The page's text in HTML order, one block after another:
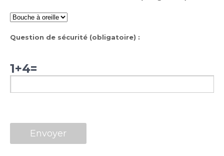
Question de sécurité (obligatoire) :
1+4=